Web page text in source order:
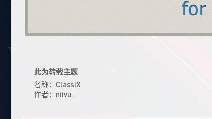
此为转载主题
名称：ClassiX
作者：niivu